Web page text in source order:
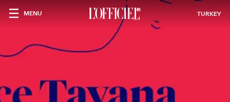
MENU TURKEY